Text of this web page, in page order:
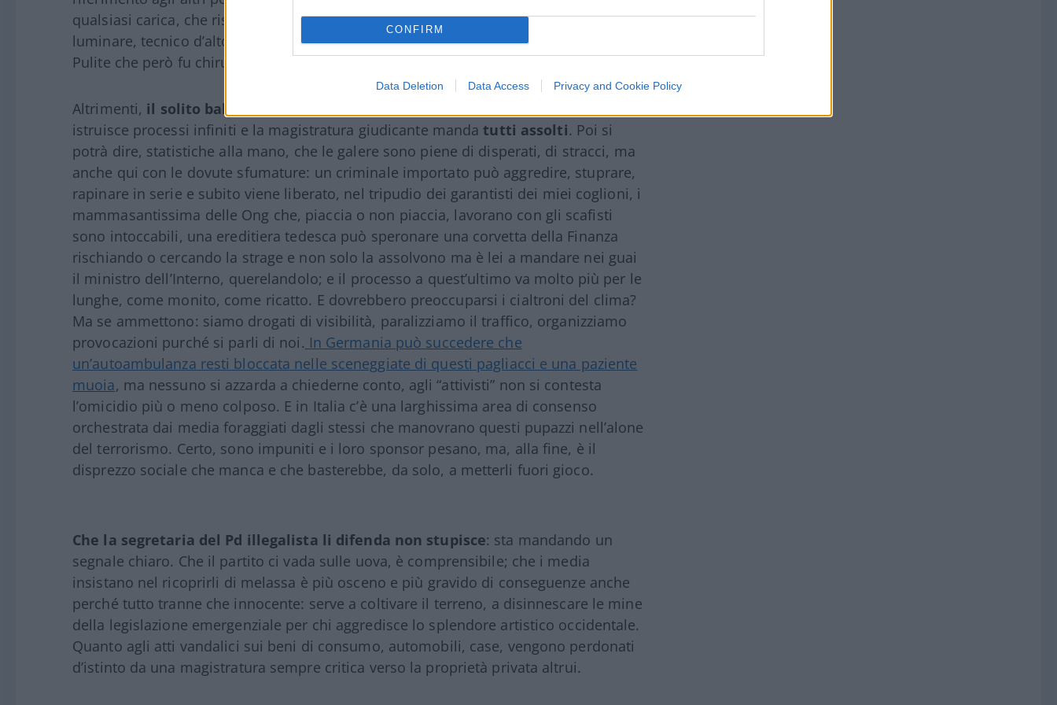
CONFIRM
Data Deletion Data Access Privacy and Cookie Policy
qualsiasi carica, che risulti condannato dalla magistratura italiana sia esso politico,
luminare, tecnico d’alto bordo, industriale, barone. Fatta salva la parentesi di Mani
Pulite che però fu chirurgica e strategica.
Altrimenti, il solito balletto
istruisce processi infiniti e la magistratura giudicante mandatutti assolti. Poi si
potrà dire, statistiche alla mano, che le galere sono piene di disperati, di stracci, ma
anche qui con le dovute sfumature: un criminale importato può aggredire, stuprare,
rapinare in serie e subito viene liberato, nel tripudio dei garantisti dei miei coglioni, i
mammasantissima delle Ong che, piaccia o non piaccia, lavorano con gli scafisti
sono intoccabili, una ereditiera tedesca può speronare una corvetta della Finanza
rischiando o cercando la strage e non solo la assolvono ma è lei a mandare nei guai
il ministro dell’Interno, querelandolo; e il processo a quest’ultimo va molto più per le
lunghe, come monito, come ricatto. E dovrebbero preoccuparsi i cialtroni del clima?
Ma se ammettono: siamo drogati di visibilità, paralizziamo il traffico, organizziamo
provocazioni purché si parli di noi. In Germania può succedere che
un’autoambulanza resti bloccata nelle sceneggiate di questi pagliacci e una paziente
muoia, ma nessuno si azzarda a chiederne conto, agli “attivisti” non si contesta
l’omicidio più o meno colposo. E in Italia c’è una larghissima area di consenso
orchestrata dai media foraggiati dagli stessi che manovrano questi pupazzi nell’alone
del terrorismo. Certo, sono impuniti e i loro sponsor pesano, ma, alla fine, è il
disprezzo sociale che manca e che basterebbe, da solo, a metterli fuori gioco.
Che la segretaria del Pd illegalista li difenda non stupisce: sta mandando un
segnale chiaro. Che il partito ci vada sulle uova, è comprensibile; che i media
insistano nel ricoprirli di melassa è più osceno e più gravido di conseguenze anche
perché tutto tranne che innocente: serve a coltivare il terreno, a disinnescare le mine
della legislazione emergenziale per chi aggredisce lo splendore artistico occidentale.
Quanto agli atti vandalici sui beni di consumo, automobili, case, vengono perdonati
d’istinto da una magistratura sempre critica verso la proprietà privata altrui.